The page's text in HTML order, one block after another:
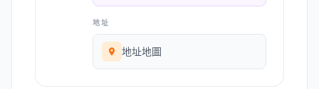
地址
地址地圖